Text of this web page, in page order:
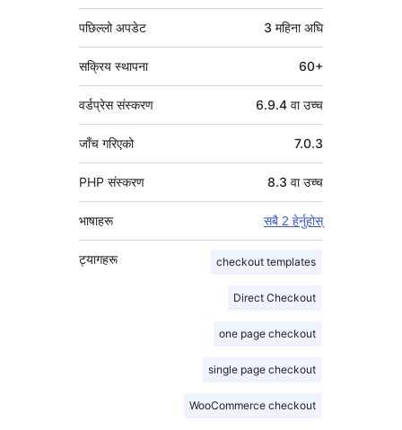
पछिल्लो अपडेट 3 महिनाअघि
सक्रिय स्थापना 60+
वर्डप्रेस संस्करण 6.9.4 वा उच्च
जाँच गरिएको 7.0.3
PHP संस्करण 8.3 वा उच्च
भाषाहरू सबै 2 हेर्नुहोस्
ट्यागहरू checkout templates
Direct Checkout
one page checkout
single page checkout
WooCommerce checkout